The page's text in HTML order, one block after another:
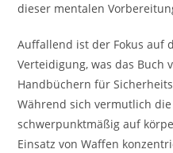
dieser mentalen
Auffallend ist der Fokus auf
Verteidigung, was das Buch
Handbüchern für
Während sich vermutlich
schwerpunktmäßig auf
Einsatz von Waffen